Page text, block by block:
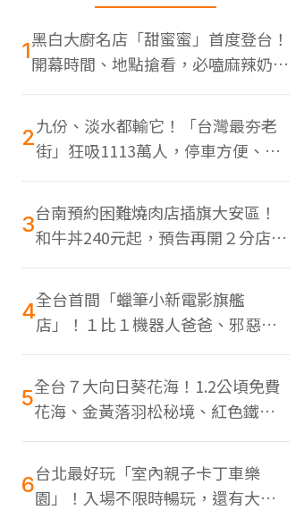
1黑白大廚名店「甜蜜蜜」首度登台！
開幕時間、地點搶看，必嗑麻辣奶油
蝦
2九份、淡水都輸它！「台灣最夯老
街」狂吸1113萬人，停車方便、特
色美食多
3台南預約困難燒肉店插旗大安區！
和牛丼240元起，預告再開２分店、
地點曝光
4全台首間「蠟筆小新電影旗艦
店」！１比１機器人爸爸、邪惡正
男，百款周邊買翻
5全台７大向日葵花海！1.2公頃免費
花海、金黃落羽松秘境、紅色鐵橋
同框
6台北最好玩「室內親子卡丁車樂
園」！入場不限時暢玩，還有大螢